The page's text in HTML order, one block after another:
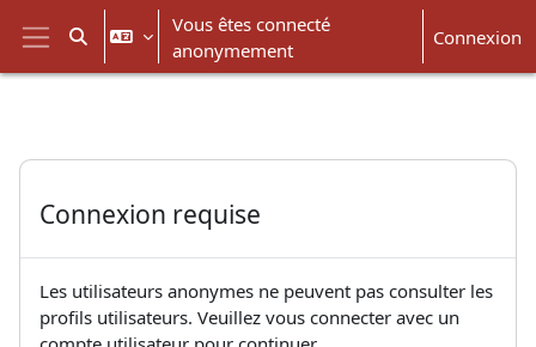
Passer au contenu principal
Panneau latéral
Activer/désactiver la saisie de recherche
Vous êtes connecté
anonymement
Connexion
Connexion requise
Les utilisateurs anonymes ne peuvent pas consulter les
profils utilisateurs. Veuillez vous connecter avec un